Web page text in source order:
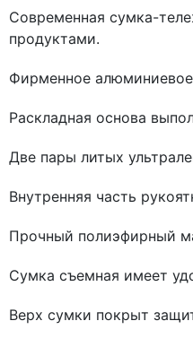
Современная сумка-
продуктами.
Фирменное алюминиевое
Раскладная основа
Две пары литых
Внутренняя часть
Прочный полиэфирный
Сумка съемная имеет
Верх сумки покрыт